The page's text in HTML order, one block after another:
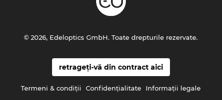
retrageți-vă din contract aici
Termeni & condiţii Confidenţialitate Informaţii legale
© 2026, Edeloptics GmbH. Toate drepturile rezervate.